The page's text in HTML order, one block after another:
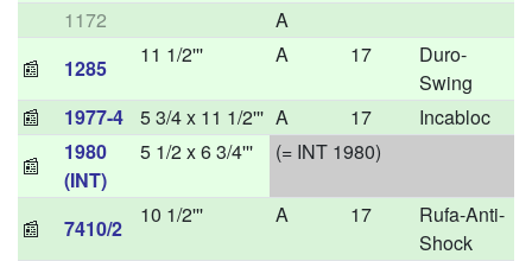
1172
A
📰
1285
11 1/2''' A 17
Duro-
Swing
📰 1977-4 5 3/4 x 11 1/2''' A 17 Incabloc
📰
1980
(INT)
5 1/2 x 6 3/4''' (= INT 1980)
📰 7410/2
10 1/2''' A 17
Rufa-Anti-
Shock